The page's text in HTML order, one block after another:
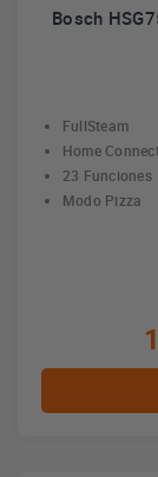
Bosch
FullSteam
Home
23 Funciones
Modo Pizza